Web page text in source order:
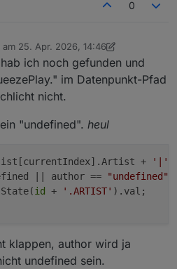
0
am 25. Apr. 2026, 14:46
von SmartStuffCoyote
ich noch gefunden und
im Datenpunkt-Pfad
nicht.
"undefined". heul
+ '|'
|| author == "undefined"
id + '.ARTIST' ).val;
klappen, author wird ja
undefined sein.